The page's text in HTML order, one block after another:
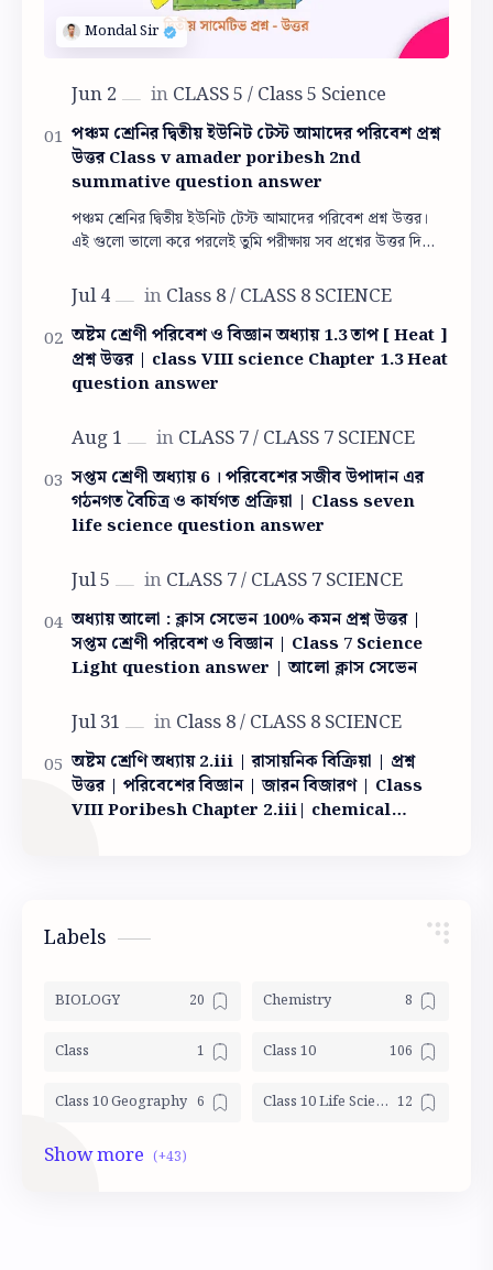
পঞ্চম শ্রেনির দ্বিতীয় ইউনিট টেস্ট আমাদের পরিবেশ প্রশ্ন
উত্তর Class v amader poribesh 2nd
summative question answer
পঞ্চম শ্রেনির দ্বিতীয় ইউনিট টেস্ট আমাদের পরিবেশ প্রশ্ন উত্তর।
এই গুলো ভালো করে পরলেই তুমি পরীক্ষায় সব প্রশ্নের উত্তর দিতে
অষ্টম শ্রেণী পরিবেশ ও বিজ্ঞান অধ্যায় 1.3 তাপ [ Heat ]
প্রশ্ন উত্তর | class VIII science Chapter 1.3 Heat
question answer
সপ্তম শ্রেণী অধ্যায় 6 । পরিবেশের সজীব উপাদান এর
গঠনগত বৈচিত্র ও কার্যগত প্রক্রিয়া | Class seven
life science question answer
অধ্যায় আলো : ক্লাস সেভেন 100% কমন প্রশ্ন উত্তর |
সপ্তম শ্রেণী পরিবেশ ও বিজ্ঞান | Class 7 Science
Light question answer | আলো ক্লাস সেভেন
অষ্টম শ্রেণি অধ্যায় 2.iii | রাসায়নিক বিক্রিয়া | প্রশ্ন
উত্তর | পরিবেশের বিজ্ঞান | জারন বিজারণ | Class
VIII Poribesh Chapter 2.iii| chemical
Labels
BIOLOGY Chemistry
Class Class 10
Class 10 Geography Class 10 Life Science Mocktest
Class 10 LSc